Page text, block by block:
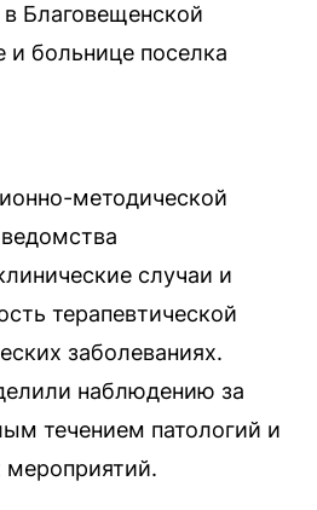
Благовещенской
и больнице поселка
методической
случаи и
терапевтической
заболеваниях.
наблюдению за
течением патологий и